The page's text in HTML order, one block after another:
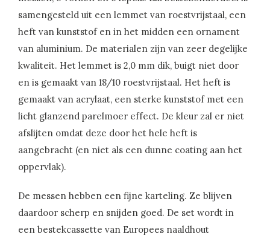
samengesteld uit een lemmet van roestvrijstaal, een
heft van kunststof en in het midden een ornament
van aluminium. De materialen zijn van zeer degelijke
kwaliteit. Het lemmet is 2,0 mm dik, buigt niet door
en is gemaakt van 18/10 roestvrijstaal. Het heft is
gemaakt van acrylaat, een sterke kunststof met een
licht glanzend parelmoer effect. De kleur zal er niet
afslijten omdat deze door het hele heft is
aangebracht (en niet als een dunne coating aan het
oppervlak).
De messen hebben een fijne karteling. Ze blijven
daardoor scherp en snijden goed. De set wordt in
een bestekcassette van Europees naaldhout